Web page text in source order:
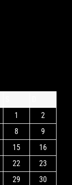
1
2
8
9
15
16
22
23
29
30